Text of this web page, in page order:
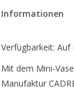
Informationen
Verfügbarkeit: Auf
Mit dem Mini-
Manufaktur